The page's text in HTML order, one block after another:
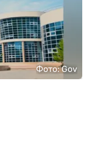
Фото: Gov